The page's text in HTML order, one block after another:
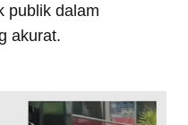
publik dalam
akurat.